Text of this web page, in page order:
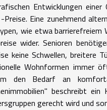
Entwicklungen
Preise. Eine zunehmend
wie etwa barrierefreiem
wider. Senioren
keine Schwellen, breitere
Wohnformen immer
den Bedarf an
beschreibt
gerecht wird und